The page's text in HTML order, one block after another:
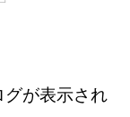
が表示され